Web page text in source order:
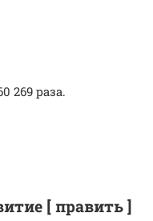
269 раза.
[ править ]